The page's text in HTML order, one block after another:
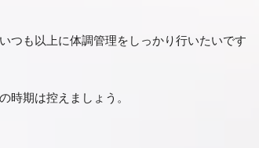
つも以上に体調管理をしっかり行いたいです
時期は控えましょう。